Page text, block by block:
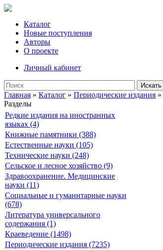
Каталог
Новые поступления
Авторы
О проекте
Личный кабинет
Искать
Главная » Каталог » Периодические издания »
Разделы
Редкие издания на иностранных
языках (4)
Книжные памятники (388)
Естественные науки (105)
Технические науки (248)
Сельское и лесное хозяйство (9)
Здравоохранение. Медицинские
науки (11)
Социальные и гуманитарные науки
(678)
Литература универсального
содержания (1)
Краеведение (1498)
Периодические издания (7235)